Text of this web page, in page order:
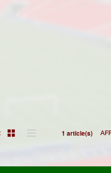
1 article(s)